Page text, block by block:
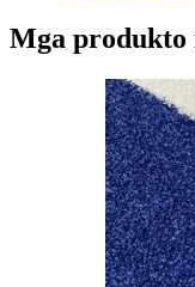
Mga produkto